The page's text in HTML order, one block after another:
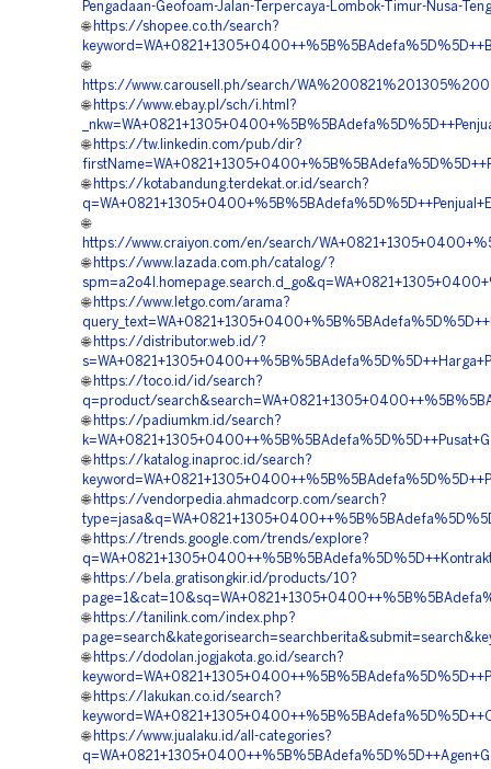
Pengadaan-Geofoam-Jalan-Terpercaya-Lombok-Timur-Nusa-
🌐 https://shopee.co.th/search?
🌐
https://www.carousell.ph/search/
🌐 https://www.ebay.pl/sch/i.html?
🌐 https://tw.linkedin.com/pub/dir?
🌐 https://kotabandung.terdekat.or.id/search?
🌐
https://www.craiyon.com/en/search/
🌐 https://www.lazada.com.ph/catalog/?
🌐 https://www.letgo.com/arama?
🌐 https://distributor.web.id/?
🌐 https://toco.id/id/search?
q=product/
🌐 https://padiumkm.id/search?
🌐 https://katalog.inaproc.id/search?
🌐 https://vendorpedia.ahmadcorp.com/search?
🌐 https://trends.google.com/trends/explore?
🌐 https://bela.gratisongkir.id/products/10?
🌐 https://tanilink.com/index.php?
🌐 https://dodolan.jogjakota.go.id/search?
🌐 https://lakukan.co.id/search?
🌐 https://www.jualaku.id/all-categories?